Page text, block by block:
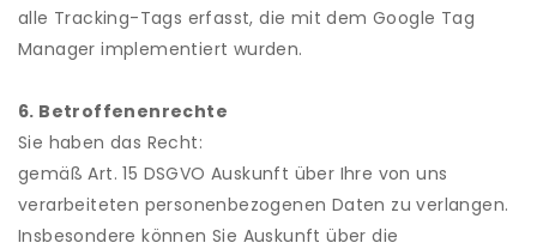
alle Tracking-Tags erfasst, die mit dem Google Tag
Manager implementiert wurden.
6. Betroffenenrechte
Sie haben das Recht:
gemäß Art. 15 DSGVO Auskunft über Ihre von uns
verarbeiteten personenbezogenen Daten zu verlangen.
Insbesondere können Sie Auskunft über die